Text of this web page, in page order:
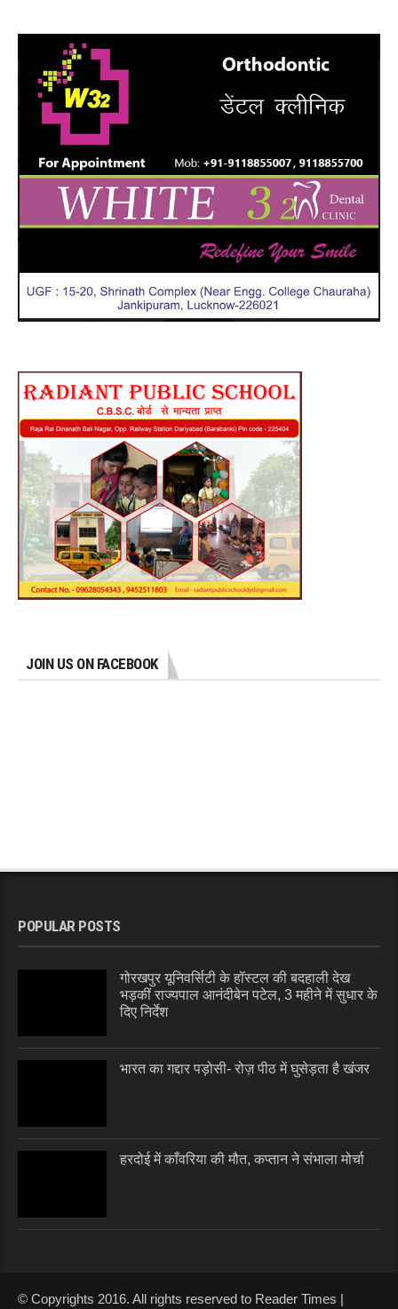
JOIN US ON FACEBOOK
POPULAR POSTS
गोरखपुर यूनिवर्सिटी के हॉस्टल की बदहाली देख
भड़कीं राज्यपाल आनंदीबेन पटेल, 3 महीने में सुधार के
दिए निर्देश
भारत का गद्दार पड़ोसी- रोज़ पीठ में घुसेड़ता है खंजर
हरदोई में काँवरिया की मौत, कप्तान ने संभाला मोर्चा
© Copyrights 2016. All rights reserved to Reader Times |